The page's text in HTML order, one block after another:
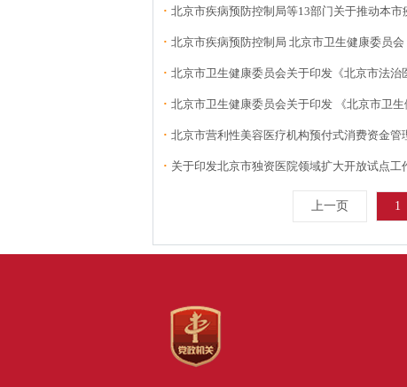
· 北京市疾病预防控制局等13部门关于推动本
· 北京市疾病预防控制局 北京市卫生健康委员
· 北京市卫生健康委员会关于印发《北京市法
· 北京市卫生健康委员会关于印发 《北京市卫
· 北京市营利性美容医疗机构预付式消费资金管
· 关于印发北京市独资医院领域扩大开放试点工
上一页 1